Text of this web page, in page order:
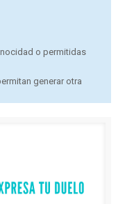
o permitidas
generar otra